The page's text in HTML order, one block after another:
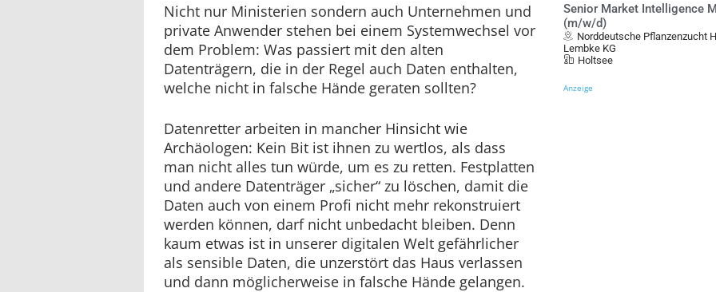
Nicht nur Ministerien sondern auch Unternehmen und
private Anwender stehen bei einem Systemwechsel vor
dem Problem: Was passiert mit den alten
Datenträgern, die in der Regel auch Daten enthalten,
welche nicht in falsche Hände geraten sollten?
Datenretter arbeiten in mancher Hinsicht wie
Archäologen: Kein Bit ist ihnen zu wertlos, als dass
man nicht alles tun würde, um es zu retten. Festplatten
und andere Datenträger „sicher“ zu löschen, damit die
Daten auch von einem Profi nicht mehr rekonstruiert
werden können, darf nicht unbedacht bleiben. Denn
kaum etwas ist in unserer digitalen Welt gefährlicher
als sensible Daten, die unzerstört das Haus verlassen
und dann möglicherweise in falsche Hände gelangen.
Senior Market Intelligence
(m/w/d)
Norddeutsche Pflanzenzucht
Lembke KG
Holtsee
Anzeige